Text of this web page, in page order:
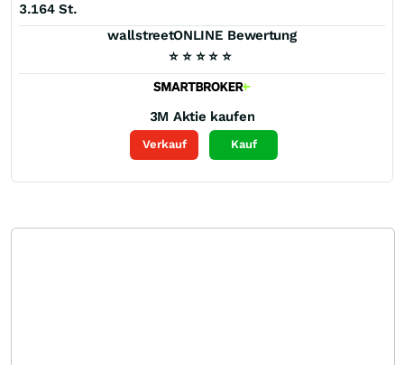
3.164 St.
wallstreetONLINE Bewertung
⭐ ⭐ ⭐ ⭐ ⭐
3M Aktie kaufen
Verkauf Kauf